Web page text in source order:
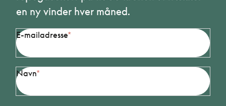
en ny vinder hver måned.
E-mailadresse
Navn